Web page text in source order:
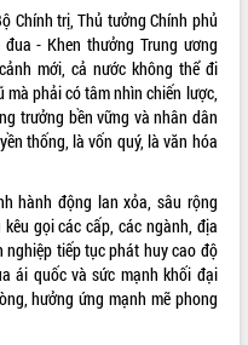
Chính trị, Thủ tưởng Chính phủ
- Khen thưởng Trung ương
mới, cả nước không thể đi
phải có tâm nhìn chiến lược,
trưởng bền vững và nhân dân
thống, là vốn quý, là văn hóa
hành động lan xỏa, sâu rộng
gọi các cấp, các ngành, địa
tiếp tục phát huy cao độ
ái quốc và sức mạnh khối đại
hưởng ứng mạnh mẽ phong